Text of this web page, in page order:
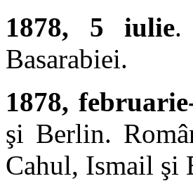
1878, 5 iulie.
Basarabiei.
1878,
şi Berlin.
Cahul, Ismail şi